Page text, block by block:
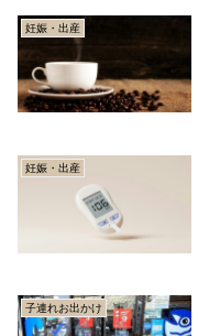
妊娠・出産
妊娠・出産
子連れお出かけ